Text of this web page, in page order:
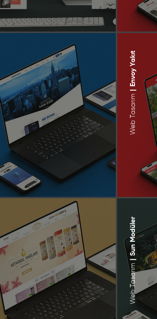
Web Tasarım
|
Envoy Yakıt
Web Tasarım
|
Sun Modüler